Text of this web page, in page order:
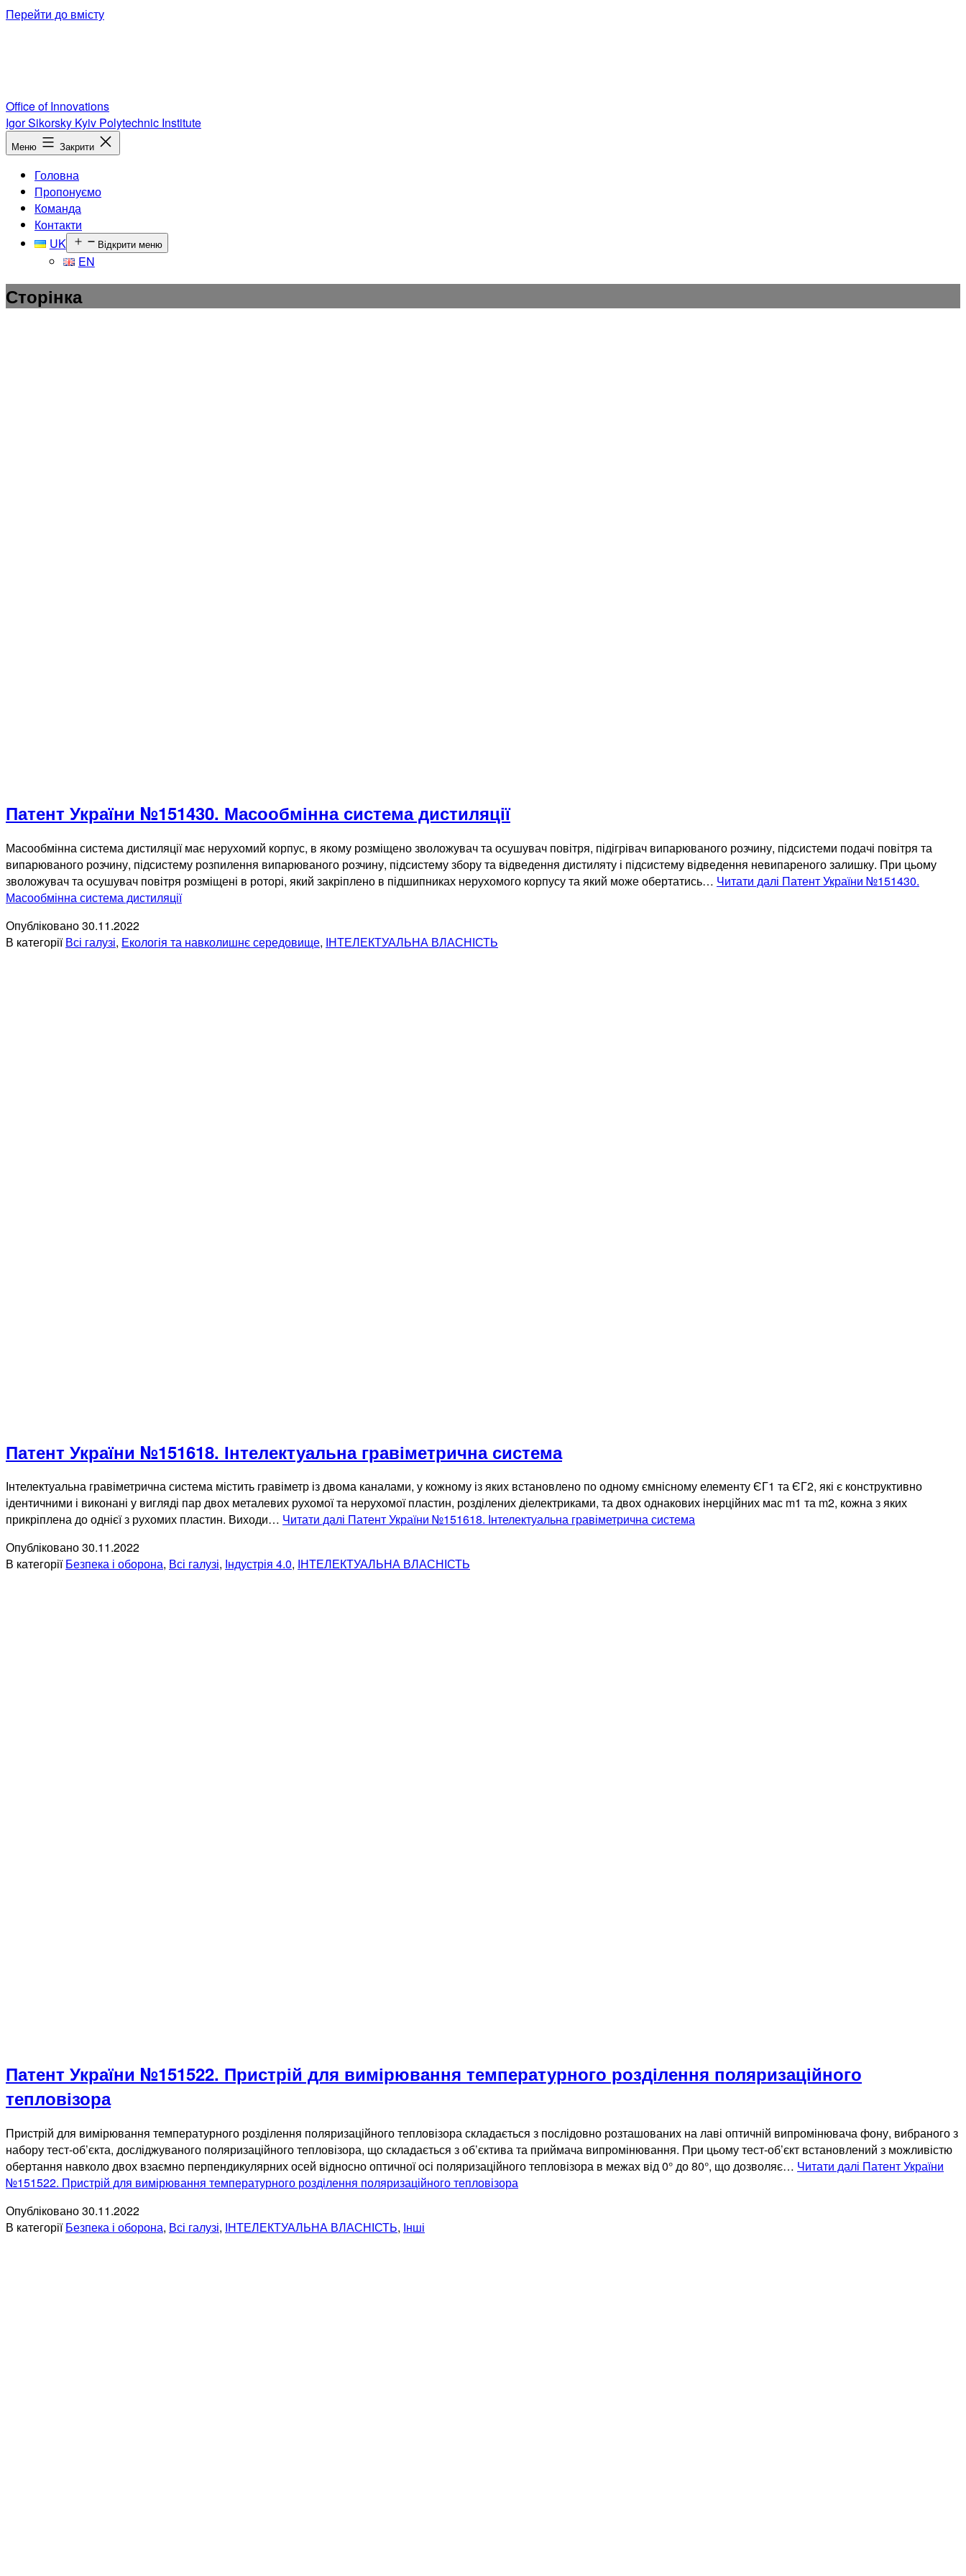
Перейти до вмісту
Office of Innovations
Igor Sikorsky Kyiv Polytechnic Institute
Меню Закрити
Головна
Пропонуємо
Команда
Контакти
UK
Відкрити меню
EN
Сторінка
Патент України №151430. Масообмінна система дистиляції
Масообмінна система дистиляції має нерухомий корпус, в якому розміщено зволожувач та осушувач повітря, підігрівач випарюваного розчину, підсистеми подачі повітря та
випарюваного розчину, підсистему розпилення випарюваного розчину, підсистему збору та відведення дистиляту і підсистему відведення невипареного залишку. При цьому
зволожувач та осушувач повітря розміщені в роторі, який закріплено в підшипниках нерухомого корпусу та який може обертатись… Читати далі Патент України №151430.
Масообмінна система дистиляції
Опубліковано30.11.2022
В категоріїВсі галузі, Екологія та навколишнє середовище, ІНТЕЛЕКТУАЛЬНА ВЛАСНІСТЬ
Патент України №151618. Інтелектуальна гравіметрична система
Інтелектуальна гравіметрична система містить гравіметр із двома каналами, у кожному із яких встановлено по одному ємнісному елементу ЄГ1 та ЄГ2, які є конструктивно
ідентичними і виконані у вигляді пар двох металевих рухомої та нерухомої пластин, розділених діелектриками, та двох однакових інерційних мас m1 та m2, кожна з яких
прикріплена до однієї з рухомих пластин. Виходи… Читати далі Патент України №151618. Інтелектуальна гравіметрична система
Опубліковано30.11.2022
В категоріїБезпека і оборона, Всі галузі, Індустрія 4.0, ІНТЕЛЕКТУАЛЬНА ВЛАСНІСТЬ
Патент України №151522. Пристрій для вимірювання температурного розділення поляризаційного
тепловізора
Пристрій для вимірювання температурного розділення поляризаційного тепловізора складається з послідовно розташованих на лаві оптичній випромінювача фону, вибраного з
набору тест-об’єкта, досліджуваного поляризаційного тепловізора, що складається з об’єктива та приймача випромінювання. При цьому тест-об’єкт встановлений з можливістю
обертання навколо двох взаємно перпендикулярних осей відносно оптичної осі поляризаційного тепловізора в межах від 0° до 80°, що дозволяє… Читати далі Патент України
№151522. Пристрій для вимірювання температурного розділення поляризаційного тепловізора
Опубліковано30.11.2022
В категоріїБезпека і оборона, Всі галузі, ІНТЕЛЕКТУАЛЬНА ВЛАСНІСТЬ, Інші